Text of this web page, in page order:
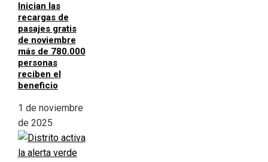
Inician las
recargas de
pasajes gratis
de noviembre
más de 780.000
personas
reciben el
beneficio
1 de noviembre
de 2025